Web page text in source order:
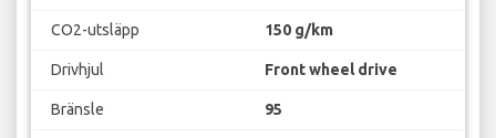
CO2-utsläpp 150 g/km
Drivhjul Front wheel drive
Bränsle 95